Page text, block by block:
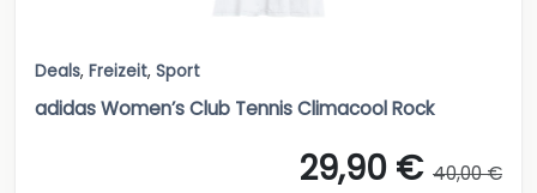
Deals, Freizeit, Sport
adidas Women’s Club Tennis Climacool Rock
29,90 € 40,00 €